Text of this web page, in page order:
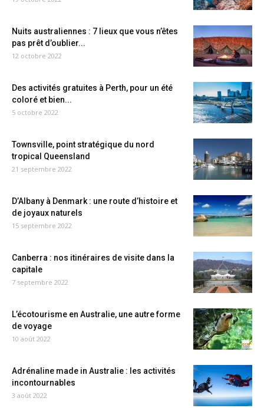
Nuits australiennes : 7 lieux que vous n’êtes
pas prêt d’oublier...
12 octobre 2022
Des activités gratuites à Perth, pour un été
coloré et bien...
5 octobre 2022
Townsville, point stratégique du nord
tropical Queensland
21 septembre 2022
D’Albany à Denmark : une route d’histoire et
de joyaux naturels
15 septembre 2022
Canberra : nos itinéraires de visite dans la
capitale
7 septembre 2022
L’écotourisme en Australie, une autre forme
de voyage
10 août 2022
Adrénaline made in Australie : les activités
incontournables
3 août 2022